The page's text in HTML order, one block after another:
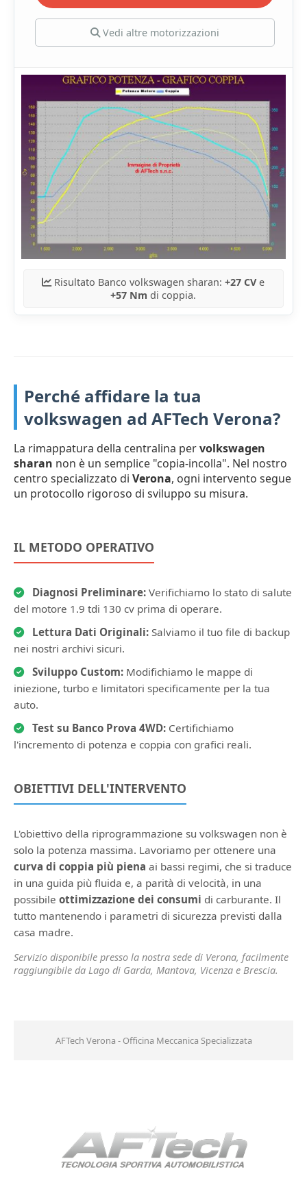
Vedi altre motorizzazioni
Risultato Banco volkswagen sharan:+27 CVe
+57 Nm di coppia.
Perché affidare la tua
volkswagen ad AFTech Verona?
La rimappatura della centralina pervolkswagen
sharan non è un semplice "copia-incolla". Nel nostro
centro specializzato di Verona, ogni intervento segue
un protocollo rigoroso di sviluppo su misura.
IL METODO OPERATIVO
Diagnosi Preliminare: Verifichiamo lo stato di salute
del motore 1.9 tdi 130 cv prima di operare.
Lettura Dati Originali: Salviamo il tuo file di backup
nei nostri archivi sicuri.
Sviluppo Custom: Modifichiamo le mappe di
iniezione, turbo e limitatori specificamente per la tua
auto.
Test su Banco Prova 4WD: Certifichiamo
l'incremento di potenza e coppia con grafici reali.
OBIETTIVI DELL'INTERVENTO
L'obiettivo della riprogrammazione su volkswagen non è
solo la potenza massima. Lavoriamo per ottenere una
curva di coppia più piena ai bassi regimi, che si traduce
in una guida più fluida e, a parità di velocità, in una
possibile ottimizzazione dei consumi di carburante. Il
tutto mantenendo i parametri di sicurezza previsti dalla
casa madre.
Servizio disponibile presso la nostra sede di Verona, facilmente
raggiungibile da Lago di Garda, Mantova, Vicenza e Brescia.
AFTech Verona - Officina Meccanica Specializzata